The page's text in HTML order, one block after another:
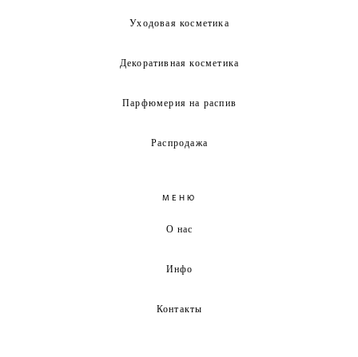
Уходовая косметика
Декоративная косметика
Парфюмерия на распив
Распродажа
МЕНЮ
О нас
Инфо
Контакты